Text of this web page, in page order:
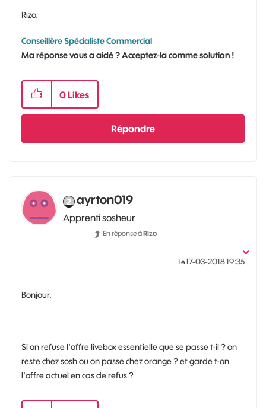
Rizo.
Conseillère Spécialiste Commercial
Ma réponse vous a aidé ? Acceptez-la comme solution !
0 Likes
Répondre
ayrton019
Apprenti sosheur
En réponse àRizo
le‎17-03-201819:35
Bonjour,
Si on refuse l'offre livebox essentielle que se passe t-il ? on
reste chez sosh ou on passe chez orange ? et garde t-on
l'offre actuel en cas de refus ?